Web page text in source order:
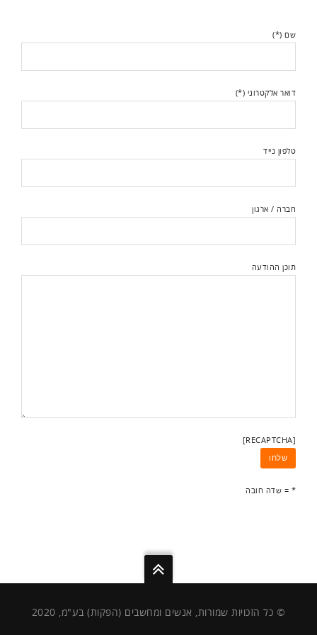
שם (*)
דואר אלקטרוני (*)
טלפון נייד
חברה / ארגון
תוכן ההודעה
[RECAPTCHA]
* = שדה חובה
© כל הזכויות שמורות, אנשים ומחשבים (הפקות) בע"מ, 2020